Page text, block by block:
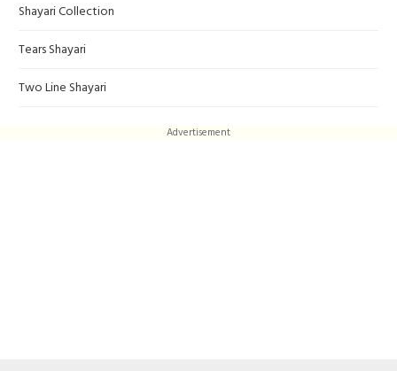
Shayari Collection
Tears Shayari
Two Line Shayari
Advertisement